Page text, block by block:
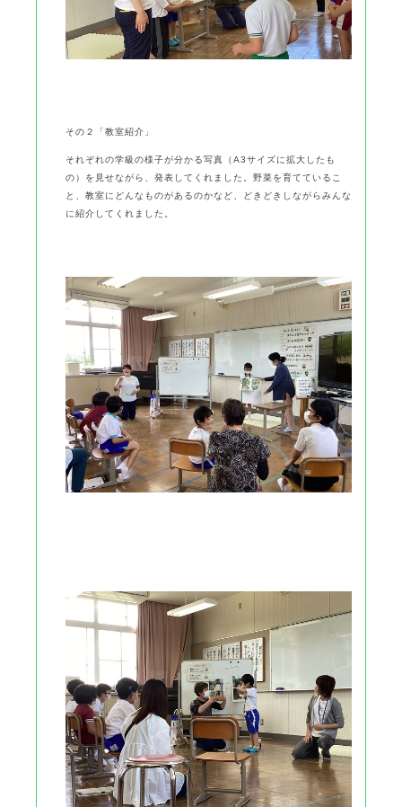
その２「教室紹介」
それぞれの学級の様子が分かる写真（A3サイズに拡大したも
の）を見せながら、発表してくれました。野菜を育てているこ
と、教室にどんなものがあるのかなど、どきどきしながらみんな
に紹介してくれました。